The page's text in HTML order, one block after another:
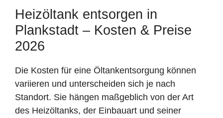
Heizöltank entsorgen in
Plankstadt – Kosten & Preise
2026
Die Kosten für eine Öltankentsorgung können
variieren und unterscheiden sich je nach
Standort. Sie hängen maßgeblich von der Art
des Heizöltanks, der Einbauart und seiner